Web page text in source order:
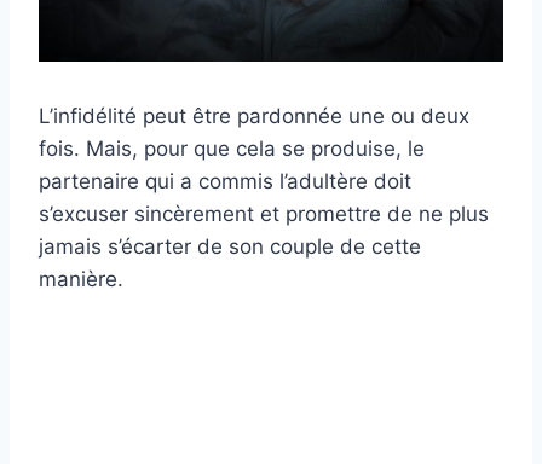
L’infidélité peut être pardonnée une ou deux
fois. Mais, pour que cela se produise, le
partenaire qui a commis l’adultère doit
s’excuser sincèrement et promettre de ne plus
jamais s’écarter de son couple de cette
manière.